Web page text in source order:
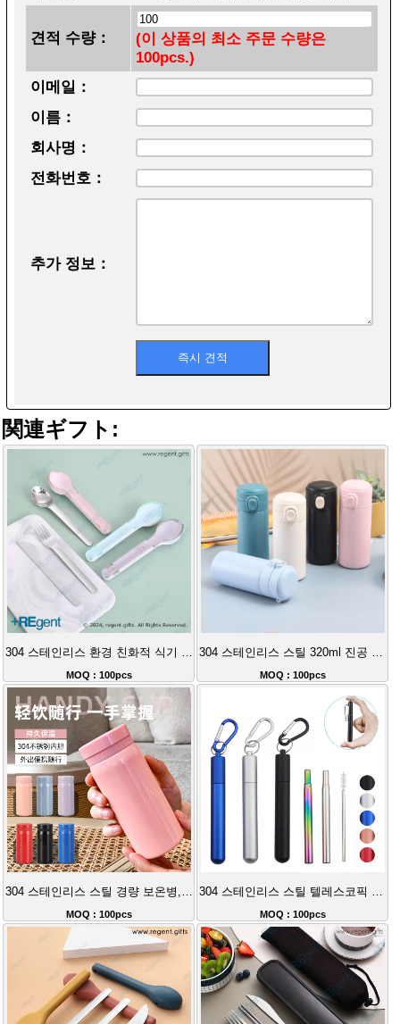
견적 수량：
(이 상품의 최소 주문 수량은
100pcs.)
이메일：
이름：
회사명：
전화번호：
추가 정보：
関連ギフト:
304 스테인리스 환경 친화적 식기 3종 세트
MOQ : 100pcs
304 스테인리스 스틸 320ml 진공 보온병
MOQ : 100pcs
304 스테인리스 스틸 경량 보온병, 오래 지속되는 보온
MOQ : 100pcs
304 스테인리스 스틸 텔레스코픽 스트레이트 스트로
MOQ : 100pcs